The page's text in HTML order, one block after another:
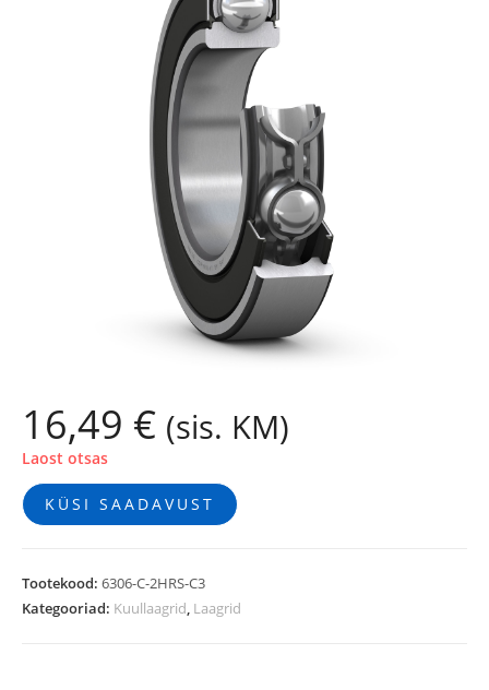
16,49 € (sis. KM)
Laost otsas
KÜSI SAADAVUST
Tootekood: 6306-C-2HRS-C3
Kategooriad: Kuullaagrid, Laagrid